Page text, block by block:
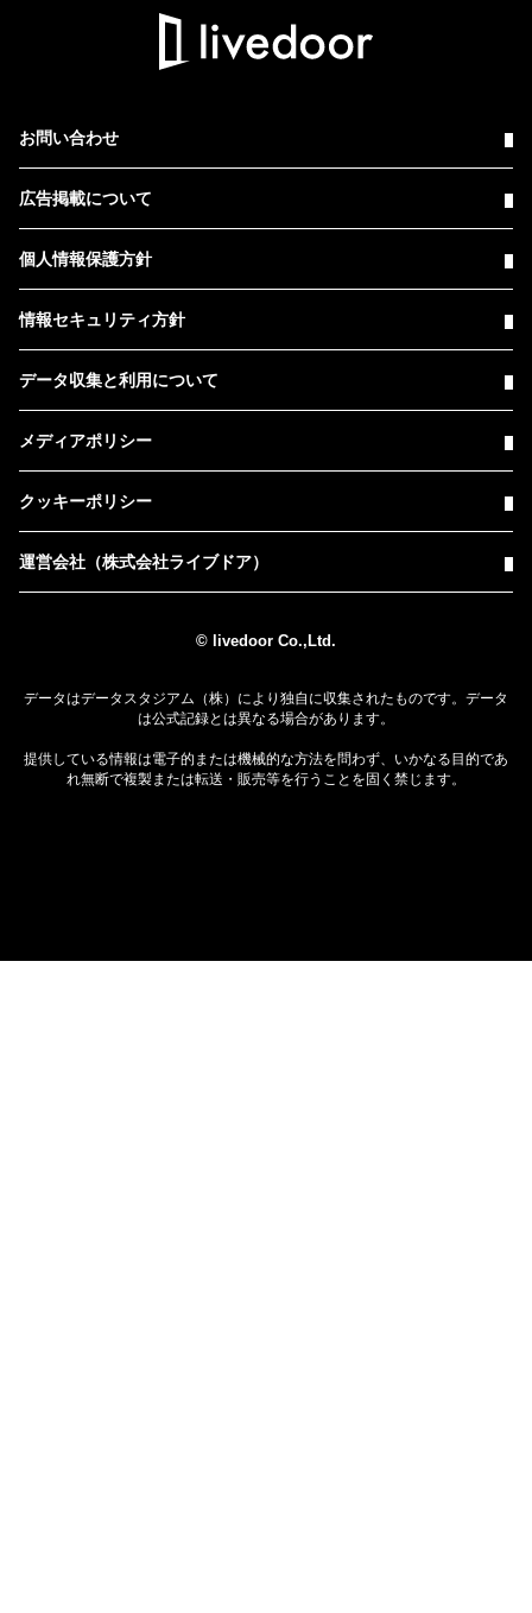
お問い合わせ
広告掲載について
個人情報保護方針
情報セキュリティ方針
データ収集と利用について
メディアポリシー
クッキーポリシー
運営会社（株式会社ライブドア）
© livedoor Co.,Ltd.
データはデータスタジアム（株）により独自に収集されたものです。データ
は公式記録とは異なる場合があります。
提供している情報は電子的または機械的な方法を問わず、いかなる目的であ
れ無断で複製または転送・販売等を行うことを固く禁じます。